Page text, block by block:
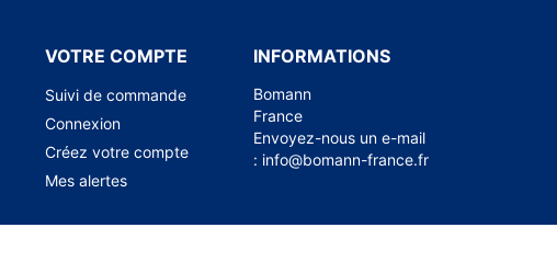
VOTRE COMPTE
Suivi de commande
Connexion
Créez votre compte
Mes alertes
INFORMATIONS
Bomann
France
Envoyez-nous un e-mail
: info@bomann-france.fr